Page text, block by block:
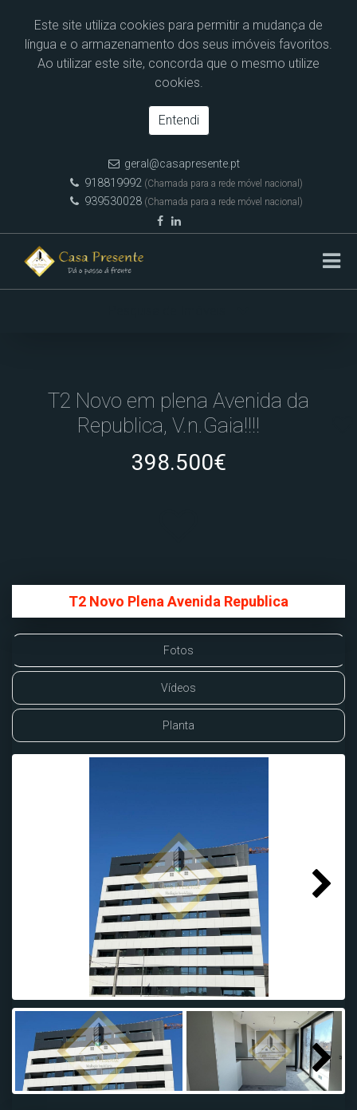
Este site utiliza cookies para permitir a mudança de
língua e o armazenamento dos seus imóveis favoritos.
Ao utilizar este site, concorda que o mesmo utilize
cookies.
Entendi
geral@casapresente.pt
918819992 (Chamada para a rede móvel nacional)
939530028 (Chamada para a rede móvel nacional)
T2 Novo em plena Avenida da
Republica, V.n.Gaia!!!!
398.500€
T2 Novo Plena Avenida Republica
Fotos
Vídeos
Planta
Next